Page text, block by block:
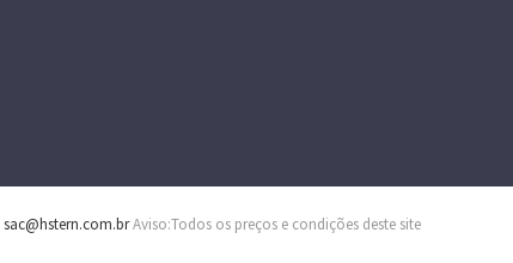
sac@hstern.com.brAviso:Todos os preços e condições deste site